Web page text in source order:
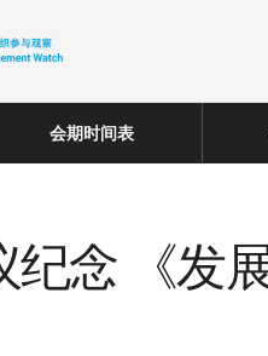
会期时间表
念 《发